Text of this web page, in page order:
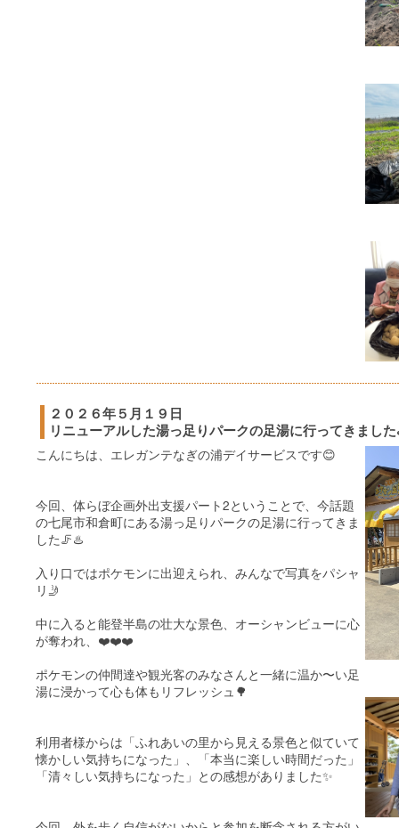
２０２６年５月１９日
リニューアルした湯っ足りパークの足湯に行ってきまし
こんにちは、エレガンテなぎの浦デイサービスです😊
今回、体らぼ企画外出支援パート2ということで、今話題
の七尾市和倉町にある湯っ足りパークの足湯に行ってきま
した🦵♨️
入り口ではポケモンに出迎えられ、みんなで写真をパシャ
リ🤳
中に入ると能登半島の壮大な景色、オーシャンビューに心
が奪われ、❤️❤️❤️
ポケモンの仲間達や観光客のみなさんと一緒に温か〜い足
湯に浸かって心も体もリフレッシュ🌳
利用者様からは「ふれあいの里から見える景色と似ていて
懐かしい気持ちになった」、「本当に楽しい時間だった」
「清々しい気持ちになった」との感想がありました✨